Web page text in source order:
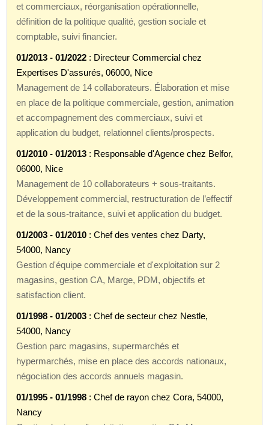
et commerciaux, réorganisation opérationnelle,
définition de la politique qualité, gestion sociale et
comptable, suivi financier.
01/2013 - 01/2022 : Directeur Commercial chez
Expertises D'assurés, 06000, Nice
Management de 14 collaborateurs. Élaboration et mise
en place de la politique commerciale, gestion, animation
et accompagnement des commerciaux, suivi et
application du budget, relationnel clients/prospects.
01/2010 - 01/2013 : Responsable d'Agence chez Belfor,
06000, Nice
Management de 10 collaborateurs + sous-traitants.
Développement commercial, restructuration de l’effectif
et de la sous-traitance, suivi et application du budget.
01/2003 - 01/2010 : Chef des ventes chez Darty,
54000, Nancy
Gestion d'équipe commerciale et d'exploitation sur 2
magasins, gestion CA, Marge, PDM, objectifs et
satisfaction client.
01/1998 - 01/2003 : Chef de secteur chez Nestle,
54000, Nancy
Gestion parc magasins, supermarchés et
hypermarchés, mise en place des accords nationaux,
négociation des accords annuels magasin.
01/1995 - 01/1998 : Chef de rayon chez Cora, 54000,
Nancy